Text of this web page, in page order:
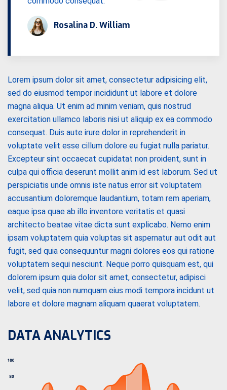
Rosalina D. William
Lorem ipsum dolor sit amet, consectetur adipisicing elit,
sed do eiusmod tempor incididunt ut labore et dolore
magna aliqua. Ut enim ad minim veniam, quis nostrud
exercitation ullamco laboris nisi ut aliquip ex ea commodo
consequat. Duis aute irure dolor in reprehenderit in
voluptate velit esse cillum dolore eu fugiat nulla pariatur.
Excepteur sint occaecat cupidatat non proident, sunt in
culpa qui officia deserunt mollit anim id est laborum. Sed ut
perspiciatis unde omnis iste natus error sit voluptatem
accusantium doloremque laudantium, totam rem aperiam,
eaque ipsa quae ab illo inventore veritatis et quasi
architecto beatae vitae dicta sunt explicabo. Nemo enim
ipsam voluptatem quia voluptas sit aspernatur aut odit aut
fugit, sed quia consequuntur magni dolores eos qui ratione
voluptatem sequi nesciunt. Neque porro quisquam est, qui
dolorem ipsum quia dolor sit amet, consectetur, adipisci
velit, sed quia non numquam eius modi tempora incidunt ut
labore et dolore magnam aliquam quaerat voluptatem.
DATA ANALYTICS